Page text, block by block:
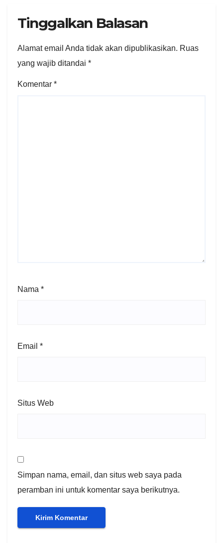
Tinggalkan Balasan
Alamat email Anda tidak akan dipublikasikan. Ruas
yang wajib ditandai *
Komentar *
Nama *
Email *
Situs Web
Simpan nama, email, dan situs web saya pada
peramban ini untuk komentar saya berikutnya.